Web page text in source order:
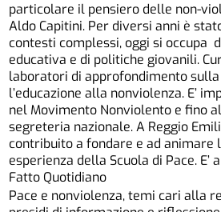
particolare il pensiero delle non-
Aldo Capitini. Per diversi anni è
contesti complessi, oggi si occupa
educativa e di politiche giovanili.
laboratori di approfondimento
l’educazione alla nonviolenza. E’
nel Movimento Nonviolento e fino
segreteria nazionale. A Reggio
contribuito a fondare e ad animare
esperienza della Scuola di Pace. E’
Fatto Quotidiano
Pace e nonviolenza, temi cari alla